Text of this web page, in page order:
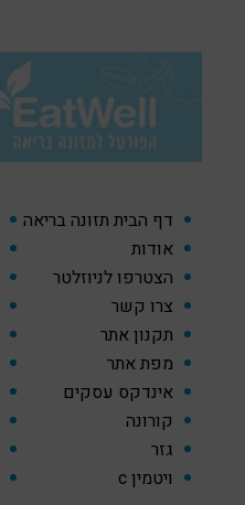
דף הבית תזונה בריאה
אודות
הצטרפו לניוזלטר
צרו קשר
תקנון אתר
מפת אתר
אינדקס עסקים
קורונה
גזר
ויטמין c